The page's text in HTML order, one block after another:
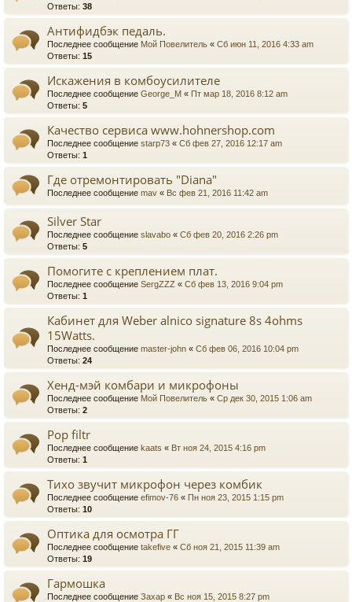
Ответы: 38
Антифидбэк педаль.
Последнее сообщение Мой Повелитель « Сб июн 11, 2016 4:33 am
Ответы: 15
Искажения в комбоусилителе
Последнее сообщение George_M « Пт мар 18, 2016 8:12 am
Ответы: 5
Качество сервиса www.hohnershop.com
Последнее сообщение starp73 « Сб фев 27, 2016 12:17 am
Ответы: 1
Где отремонтировать "Diana"
Последнее сообщение mav « Вс фев 21, 2016 11:42 am
Silver Star
Последнее сообщение slavabo « Сб фев 20, 2016 2:26 pm
Ответы: 5
Помогите с креплением плат.
Последнее сообщение SergZZZ « Сб фев 13, 2016 9:04 pm
Ответы: 1
Кабинет для Weber alnico signature 8s 4ohms
15Watts.
Последнее сообщение master-john « Сб фев 06, 2016 10:04 pm
Ответы: 24
Хенд-мэй комбари и микрофоны
Последнее сообщение Мой Повелитель « Ср дек 30, 2015 1:06 am
Ответы: 2
Pop filtr
Последнее сообщение kaats « Вт ноя 24, 2015 4:16 pm
Ответы: 1
Тихо звучит микрофон через комбик
Последнее сообщение efimov-76 « Пн ноя 23, 2015 1:15 pm
Ответы: 10
Оптика для осмотра ГГ
Последнее сообщение takefive « Сб ноя 21, 2015 11:39 am
Ответы: 19
Гармошка
Последнее сообщение Захар « Вс ноя 15, 2015 8:27 pm